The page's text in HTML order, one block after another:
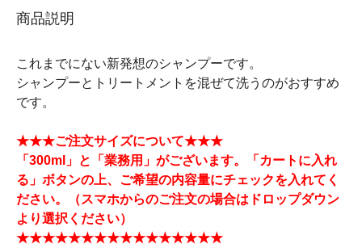
商品説明
これまでにない新発想のシャンプーです。
シャンプーとトリートメントを混ぜて洗うのがおすすめ
です。
★★★ご注文サイズについて★★★
「300ml」と「業務用」がございます。「カートに入れ
る」ボタンの上、ご希望の内容量にチェックを入れてく
ださい。（スマホからのご注文の場合はドロップダウン
より選択ください）
★★★★★★★★★★★★★★★★